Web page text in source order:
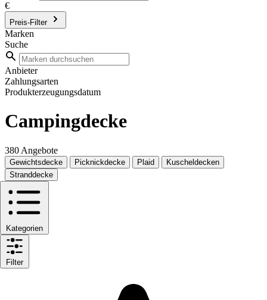
€
Preis-Filter
Marken
Suche
Anbieter
Zahlungsarten
Produkterzeugungsdatum
Campingdecke
380 Angebote
Gewichtsdecke Picknickdecke Plaid
Kuscheldecken
Stranddecke
Kategorien
Filter